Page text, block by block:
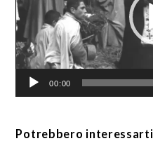
00:00
Potrebbero interessarti